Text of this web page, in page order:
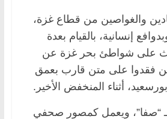
والغواصين من قطاع غزة،
إنسانية، بالقيام بعدة
على شواطئ بحر غزة عن
فقدوا على متن قارب بعمق
“صفا”، ويعمل كمصور صحفي